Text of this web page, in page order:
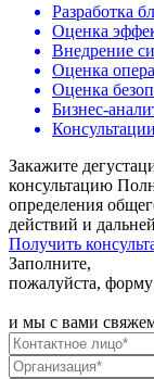
Разработка
Оценка
Внедрение
Оценка
Оценка
Бизнес-
Закажите
консультацию
определения
действий и
Получить
Заполните,
пожалуйста, форму
и мы с вами